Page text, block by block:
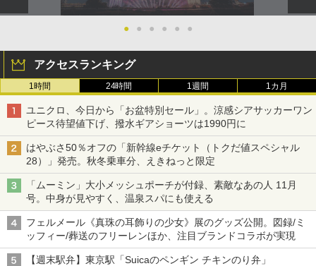
● ● ● ● ● ●
アクセスランキング
1時間 24時間 1週間 1カ月
ユニクロ、今日から「お盆特別セール」。涼感シアサッカーワン
ピース待望値下げ、撥水ギアショーツは1990円に
はやぶさ50％オフの「新幹線eチケット（トクだ値スペシャル
28）」発売。秋冬乗車分、えきねっと限定
「ムーミン」大小メッシュポーチが付録、素敵なあの人 11月
号。中身が見やすく、温泉スパにも使える
フェルメール《真珠の耳飾りの少女》展のグッズ公開。図録/ミ
ッフィー/葬送のフリーレンほか、注目ブランドコラボが実現
【週末駅弁】東京駅「Suicaのペンギン チキンのり弁」